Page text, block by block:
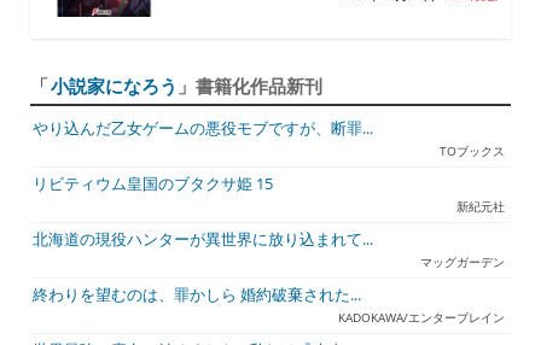
「小説家になろう 」書籍化作品新刊
やり込んだ乙女ゲームの悪役モブですが、断罪...
TOブックス
リビティウム皇国のブタクサ姫 15
新紀元社
北海道の現役ハンターが異世界に放り込まれて...
マッグガーデン
終わりを望むのは、罪かしら 婚約破棄された...
KADOKAWA/エンターブレイン